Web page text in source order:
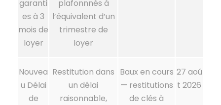
garanti
es à 3
mois de
loyer
plafonnnés à
l’équivalent d’un
trimestre de
loyer
Nouvea
u Délai
de
Restitution dans
un délai
raisonnable,
Baux en cours
— restitutions
de clés à
27 aoû
t 2026